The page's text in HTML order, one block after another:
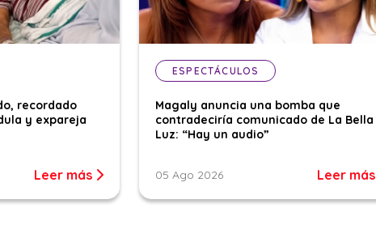
recordado
y expareja
Leer más
ESPECTÁCULOS
Magaly anuncia una bomba que
contradeciría comunicado de La Bella
Luz: “Hay un audio”
05 Ago 2026 Leer más